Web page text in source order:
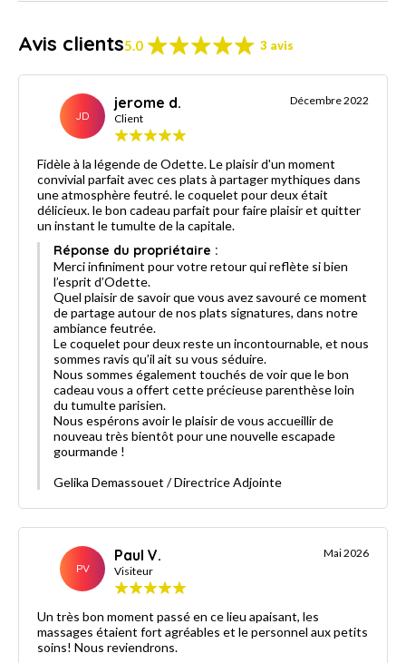
Avis clients5.0 3 avis
JD
jerome d.
Client
Décembre 2022
Fidèle à la légende de Odette. Le plaisir d'un moment
convivial parfait avec ces plats à partager mythiques dans
une atmosphère feutré. le coquelet pour deux était
délicieux. le bon cadeau parfait pour faire plaisir et quitter
un instant le tumulte de la capitale.
Réponse du propriétaire :
Merci infiniment pour votre retour qui reflète si bien
l’esprit d’Odette.
Quel plaisir de savoir que vous avez savouré ce moment
de partage autour de nos plats signatures, dans notre
ambiance feutrée.
Le coquelet pour deux reste un incontournable, et nous
sommes ravis qu’il ait su vous séduire.
Nous sommes également touchés de voir que le bon
cadeau vous a offert cette précieuse parenthèse loin
du tumulte parisien.
Nous espérons avoir le plaisir de vous accueillir de
nouveau très bientôt pour une nouvelle escapade
gourmande !
Gelika Demassouet / Directrice Adjointe
PV
Paul V.
Visiteur
Mai 2026
Un très bon moment passé en ce lieu apaisant, les
massages étaient fort agréables et le personnel aux petits
soins! Nous reviendrons.